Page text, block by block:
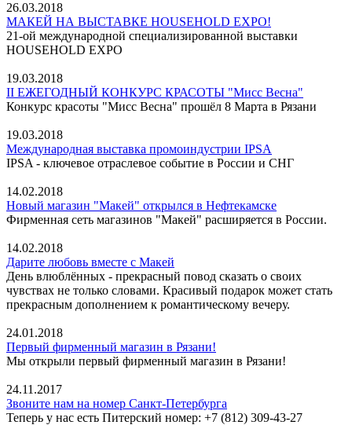
26.03.2018
МАКЕЙ НА ВЫСТАВКЕ HOUSEHOLD EXPO!
21-ой международной специализированной выставки
HOUSEHOLD EXPO
19.03.2018
II ЕЖЕГОДНЫЙ КОНКУРС КРАСОТЫ "Мисс Весна"
Конкурс красоты "Мисс Весна" прошёл 8 Марта в Рязани
19.03.2018
Международная выставка промоиндустрии IPSA
IPSA - ключевое отраслевое событие в России и СНГ
14.02.2018
Новый магазин "Макей" открылся в Нефтекамске
Фирменная сеть магазинов "Макей" расширяется в России.
14.02.2018
Дарите любовь вместе с Макей
День влюблённых - прекрасный повод сказать о своих
чувствах не только словами. Красивый подарок может стать
прекрасным дополнением к романтическому вечеру.
24.01.2018
Первый фирменный магазин в Рязани!
Мы открыли первый фирменный магазин в Рязани!
24.11.2017
Звоните нам на номер Санкт-Петербурга
Теперь у нас есть Питерский номер: +7 (812) 309-43-27